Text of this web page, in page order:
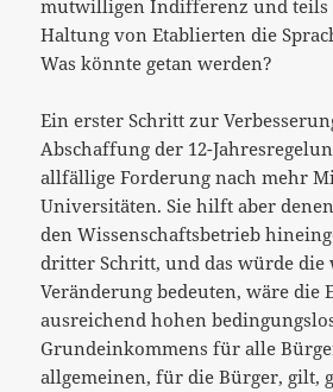
mutwilligen Indifferenz und teils
Haltung von Etablierten die
Was könnte getan werden?
Ein erster Schritt zur
Abschaffung der 12-
allfällige Forderung nach mehr
Universitäten. Sie hilft aber
den Wissenschaftsbetrieb
dritter Schritt, und das würde die
Veränderung bedeuten, wäre die
ausreichend hohen
Grundeinkommens für alle
allgemeinen, für die Bürger, gilt,